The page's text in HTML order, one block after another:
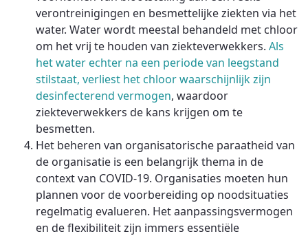
verontreinigingen en besmettelijke ziekten via het
water. Water wordt meestal behandeld met chloor
om het vrij te houden van ziekteverwekkers. Als
het water echter na een periode van leegstand
stilstaat, verliest het chloor waarschijnlijk zijn
desinfecterend vermogen, waardoor
ziekteverwekkers de kans krijgen om te
besmetten.
Het beheren van organisatorische paraatheid van
de organisatie is een belangrijk thema in de
context van COVID-19. Organisaties moeten hun
plannen voor de voorbereiding op noodsituaties
regelmatig evalueren. Het aanpassingsvermogen
en de flexibiliteit zijn immers essentiële